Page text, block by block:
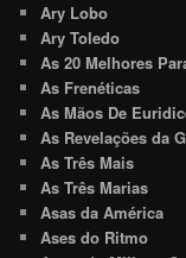
Ary Lobo
Ary Toledo
As 20 Melhores
As Frenéticas
As Mãos De
As Revelações da
As Três Mais
As Três Marias
Asas da América
Ases do Ritmo